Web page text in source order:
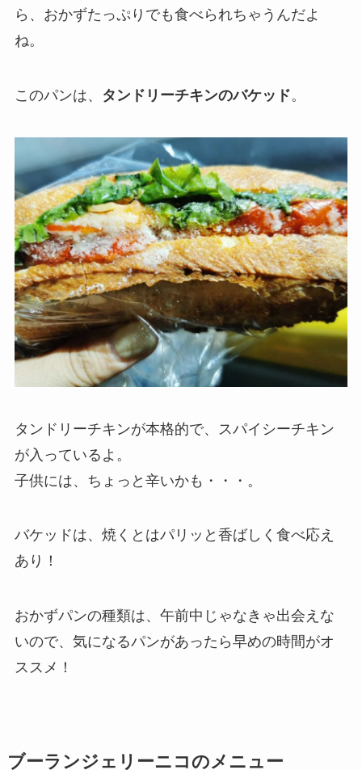
ら、おかずたっぷりでも食べられちゃうんだよ
ね。
このパンは、 タンドリーチキンのバケッド。
タンドリーチキンが本格的で、スパイシーチキン
が入っているよ。
子供には、ちょっと辛いかも・・・。
バケッドは、焼くとはパリッと香ばしく食べ応え
あり！
おかずパンの種類は、午前中じゃなきゃ出会えな
いので、気になるパンがあったら早めの時間がオ
ススメ！
ブーランジェリーニコのメニュー